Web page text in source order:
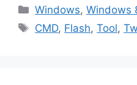
Kategorien
Windows,Windows
Schlagwörter
CMD, Flash,Tool,